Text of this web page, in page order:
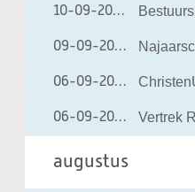
10-09-2008 10-09-
09-09-2008 09-09-
06-09-2008 06-09-
06-09-2008 06-09-
Vertrek
augustus